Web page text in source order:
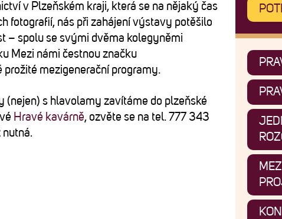
v Plzeňském kraji, která se na nějaký čas
fotografií, nás při zahájení výstavy potěšilo
– spolu se svými dvěma kolegyněmi
Mezi námi čestnou značku
prožité mezigenerační programy.
(nejen) s hlavolamy zavítáme do plzeňské
Hravé kavárně, ozvěte se na tel. 777 343
nutná.